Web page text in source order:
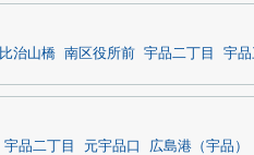
比治山橋 南区役所前 宇品二丁目 宇品
宇品二丁目 元宇品口 広島港（宇品）